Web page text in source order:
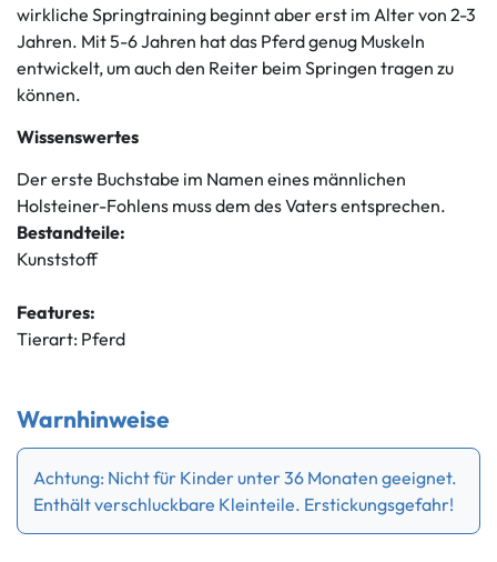
wirkliche Springtraining beginnt aber erst im Alter von 2-3
Jahren. Mit 5-6 Jahren hat das Pferd genug Muskeln
entwickelt, um auch den Reiter beim Springen tragen zu
können.
Wissenswertes
Der erste Buchstabe im Namen eines männlichen
Holsteiner-Fohlens muss dem des Vaters entsprechen.
Bestandteile:
Kunststoff
Features:
Tierart: Pferd
Warnhinweise
Achtung: Nicht für Kinder unter 36 Monaten geeignet.
Enthält verschluckbare Kleinteile. Erstickungsgefahr!